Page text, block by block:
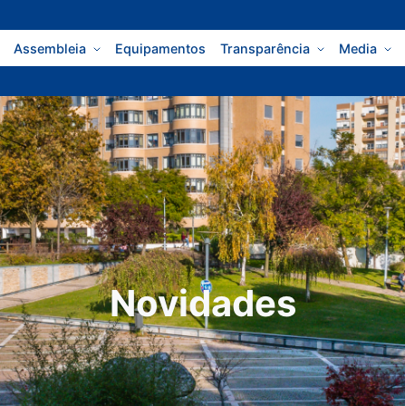
Assembleia Equipamentos Transparência Media
Novidades